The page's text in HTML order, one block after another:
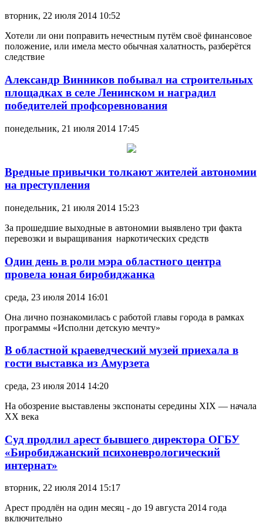
вторник, 22 июля 2014 10:52
Хотели ли они поправить нечестным путём своё финансовое
положение, или имела место обычная халатность, разберётся
следствие
Александр Винников побывал на строительных
площадках в селе Ленинском и наградил
победителей профсоревнования
понедельник, 21 июля 2014 17:45
Вредные привычки толкают жителей автономии
на преступления
понедельник, 21 июля 2014 15:23
За прошедшие выходные в автономии выявлено три факта
перевозки и выращивания наркотических средств
Один день в роли мэра областного центра
провела юная биробиджанка
среда, 23 июля 2014 16:01
Она лично познакомилась с работой главы города в рамках
программы «Исполни детскую мечту»
В областной краеведческий музей приехала в
гости выставка из Амурзета
среда, 23 июля 2014 14:20
На обозрение выставлены экспонаты середины XIX — начала
XX века
Суд продлил арест бывшего директора ОГБУ
«Биробиджанский психоневрологический
интернат»
вторник, 22 июля 2014 15:17
Арест продлён на один месяц - до 19 августа 2014 года
включительно